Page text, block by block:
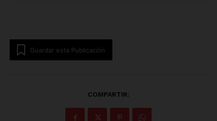
Guardar esta Publicación
COMPARTIR: